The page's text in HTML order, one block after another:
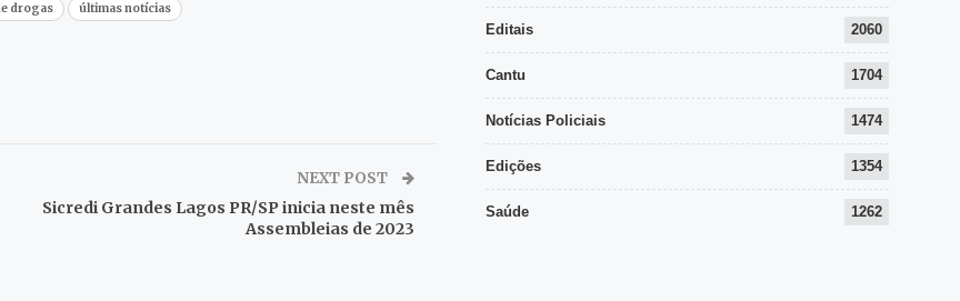
drogas últimas notícias
NEXT POST
Sicredi Grandes Lagos PR/SP inicia neste mês
Assembleias de 2023
Editais 2060
Cantu 1704
Notícias Policiais 1474
Edições 1354
Saúde 1262